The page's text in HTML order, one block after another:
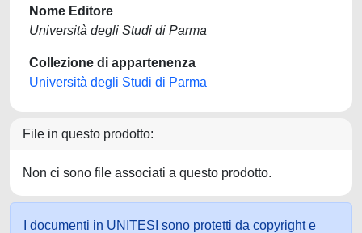
Nome Editore
Università degli Studi di Parma
Collezione di appartenenza
Università degli Studi di Parma
File in questo prodotto:
Non ci sono file associati a questo prodotto.
I documenti in UNITESI sono protetti da copyright e